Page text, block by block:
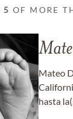
5 OF MORE
Mateo
hasta